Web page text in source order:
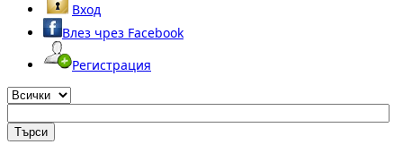
Вход
Влез чрез Facebook
Регистрация